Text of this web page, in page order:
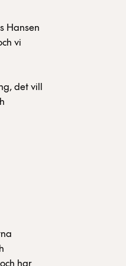
Hansen
vi
det vill